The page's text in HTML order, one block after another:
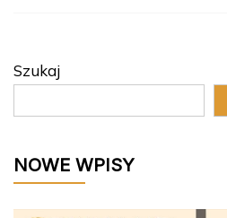
Szukaj
NOWE WPISY